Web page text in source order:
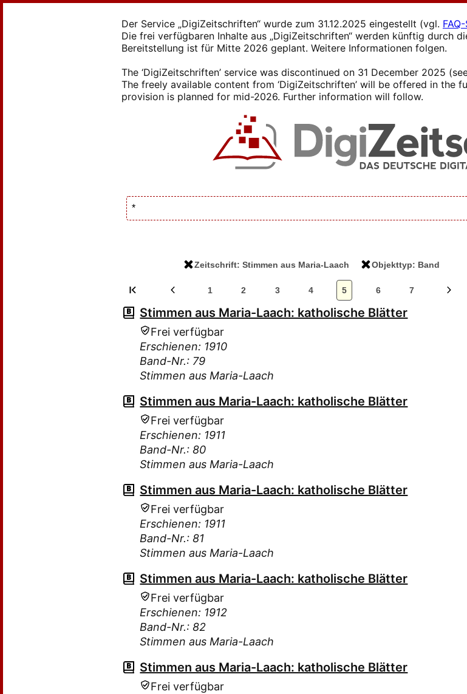
Der Service „DigiZeitschriften“ wurde zum 31.12.2025 eingestellt (vgl.
Die frei verfügbaren Inhalte aus „DigiZeitschriften“ werden künftig durch
Bereitstellung ist für Mitte 2026 geplant. Weitere Informationen folgen.
The ‘DigiZeitschriften’ service was discontinued on 31 December 2025
The freely available content from ‘DigiZeitschriften’ will be offered in the
provision is planned for mid-2026. Further information will follow.
Zeitschrift: Stimmen aus Maria-Laach Objekttyp: Band
1 2 3 4 5 6 7
Stimmen aus Maria-Laach: katholische Blätter
Frei verfügbar
Erschienen: 1910
Band-Nr.: 79
Stimmen aus Maria-Laach
Stimmen aus Maria-Laach: katholische Blätter
Frei verfügbar
Erschienen: 1911
Band-Nr.: 80
Stimmen aus Maria-Laach
Stimmen aus Maria-Laach: katholische Blätter
Frei verfügbar
Erschienen: 1911
Band-Nr.: 81
Stimmen aus Maria-Laach
Stimmen aus Maria-Laach: katholische Blätter
Frei verfügbar
Erschienen: 1912
Band-Nr.: 82
Stimmen aus Maria-Laach
Stimmen aus Maria-Laach: katholische Blätter
Frei verfügbar